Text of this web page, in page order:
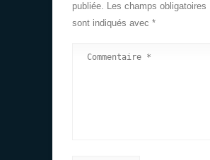
publiée. Les champs obligatoires
sont indiqués avec *